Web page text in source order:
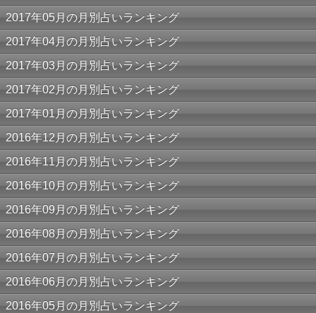
2017年05月の月別占いランキング
2017年04月の月別占いランキング
2017年03月の月別占いランキング
2017年02月の月別占いランキング
2017年01月の月別占いランキング
2016年12月の月別占いランキング
2016年11月の月別占いランキング
2016年10月の月別占いランキング
2016年09月の月別占いランキング
2016年08月の月別占いランキング
2016年07月の月別占いランキング
2016年06月の月別占いランキング
2016年05月の月別占いランキング